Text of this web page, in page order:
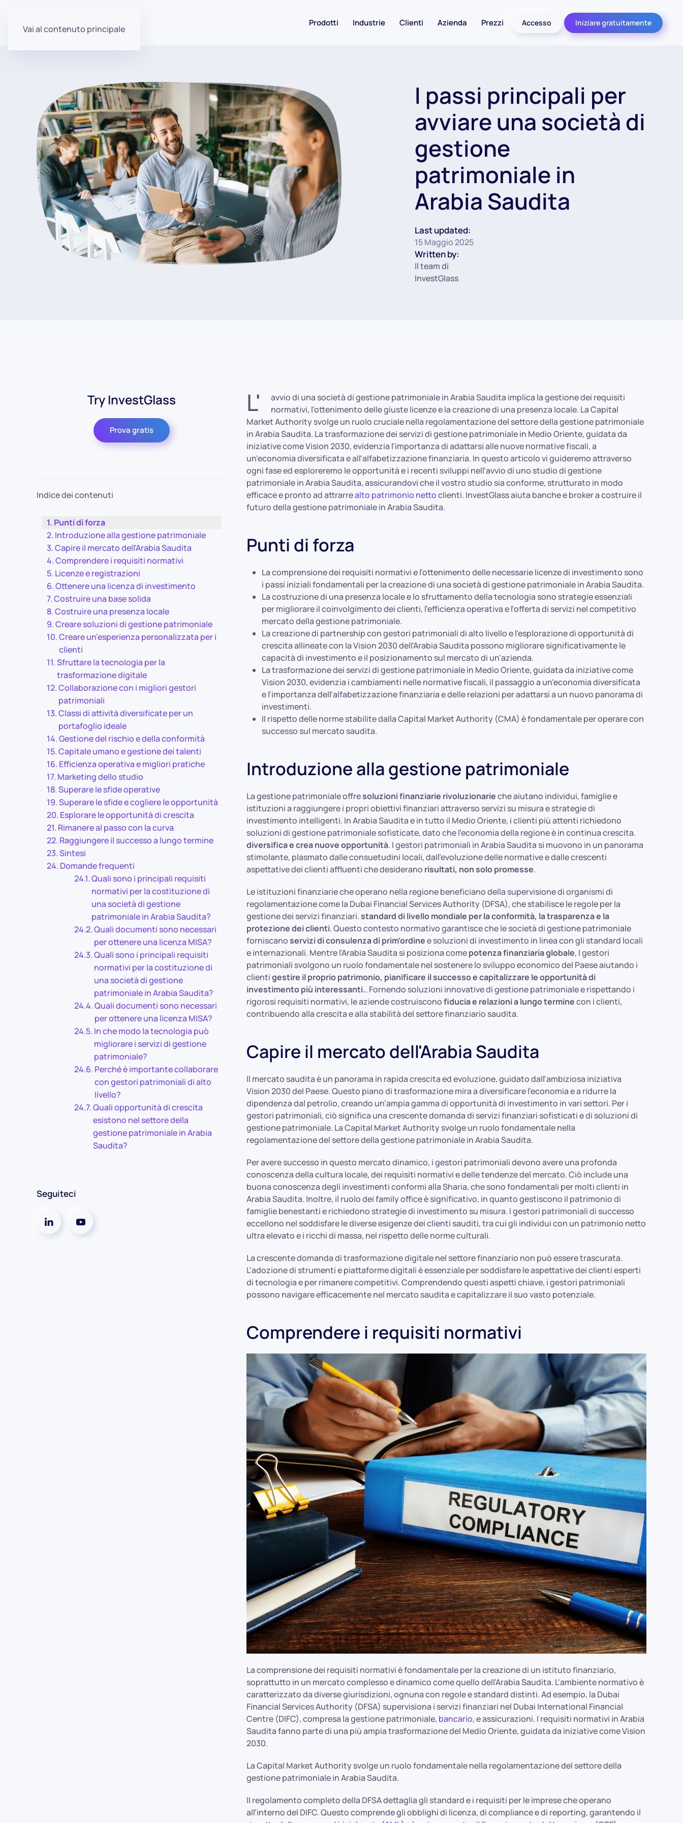
Vai al contenuto principale
Prodotti Industrie Clienti Azienda Prezzi Accesso Iniziare gratuitamente
I passi principali per
avviare una società di
gestione
patrimoniale in
Arabia Saudita
Last updated:
15 Maggio 2025
Written by:
Il team di
InvestGlass
Try InvestGlass
Prova gratis
Indice dei contenuti
Punti di forza
Introduzione alla gestione patrimoniale
Capire il mercato dell'Arabia Saudita
Comprendere i requisiti normativi
Licenze e registrazioni
Ottenere una licenza di investimento
Costruire una base solida
Costruire una presenza locale
Creare soluzioni di gestione patrimoniale
Creare un'esperienza personalizzata per i
clienti
Sfruttare la tecnologia per la
trasformazione digitale
Collaborazione con i migliori gestori
patrimoniali
Classi di attività diversificate per un
portafoglio ideale
Gestione del rischio e della conformità
Capitale umano e gestione dei talenti
Efficienza operativa e migliori pratiche
Marketing dello studio
Superare le sfide operative
Superare le sfide e cogliere le opportunità
Esplorare le opportunità di crescita
Rimanere al passo con la curva
Raggiungere il successo a lungo termine
Sintesi
Domande frequenti
Quali sono i principali requisiti
normativi per la costituzione di
una società di gestione
patrimoniale in Arabia Saudita?
Quali documenti sono necessari
per ottenere una licenza MISA?
Quali sono i principali requisiti
normativi per la costituzione di
una società di gestione
patrimoniale in Arabia Saudita?
Quali documenti sono necessari
per ottenere una licenza MISA?
In che modo la tecnologia può
migliorare i servizi di gestione
patrimoniale?
Perché è importante collaborare
con gestori patrimoniali di alto
livello?
Quali opportunità di crescita
esistono nel settore della
gestione patrimoniale in Arabia
Saudita?
Seguiteci
L'
avvio di una società di gestione patrimoniale in Arabia Saudita implica la gestione dei requisiti
normativi, l'ottenimento delle giuste licenze e la creazione di una presenza locale. La Capital
Market Authority svolge un ruolo cruciale nella regolamentazione del settore della gestione patrimoniale
in Arabia Saudita. La trasformazione dei servizi di gestione patrimoniale in Medio Oriente, guidata da
iniziative come Vision 2030, evidenzia l'importanza di adattarsi alle nuove normative fiscali, a
un'economia diversificata e all'alfabetizzazione finanziaria. In questo articolo vi guideremo attraverso
ogni fase ed esploreremo le opportunità e i recenti sviluppi nell'avvio di uno studio di gestione
patrimoniale in Arabia Saudita, assicurandovi che il vostro studio sia conforme, strutturato in modo
efficace e pronto ad attrarrealto patrimonio nettoclienti. InvestGlass aiuta banche e broker a costruire il
futuro della gestione patrimoniale in Arabia Saudita.
Punti di forza
La comprensione dei requisiti normativi e l'ottenimento delle necessarie licenze di investimento sono
i passi iniziali fondamentali per la creazione di una società di gestione patrimoniale in Arabia Saudita.
La costruzione di una presenza locale e lo sfruttamento della tecnologia sono strategie essenziali
per migliorare il coinvolgimento dei clienti, l'efficienza operativa e l'offerta di servizi nel competitivo
mercato della gestione patrimoniale.
La creazione di partnership con gestori patrimoniali di alto livello e l'esplorazione di opportunità di
crescita allineate con la Vision 2030 dell'Arabia Saudita possono migliorare significativamente le
capacità di investimento e il posizionamento sul mercato di un'azienda.
La trasformazione dei servizi di gestione patrimoniale in Medio Oriente, guidata da iniziative come
Vision 2030, evidenzia i cambiamenti nelle normative fiscali, il passaggio a un'economia diversificata
e l'importanza dell'alfabetizzazione finanziaria e delle relazioni per adattarsi a un nuovo panorama di
investimenti.
Il rispetto delle norme stabilite dalla Capital Market Authority (CMA) è fondamentale per operare con
successo sul mercato saudita.
Introduzione alla gestione patrimoniale
La gestione patrimoniale offresoluzioni finanziarie rivoluzionarieche aiutano individui, famiglie e
istituzioni a raggiungere i propri obiettivi finanziari attraverso servizi su misura e strategie di
investimento intelligenti. In Arabia Saudita e in tutto il Medio Oriente, i clienti più attenti richiedono
soluzioni di gestione patrimoniale sofisticate, dato che l'economia della regione è in continua crescita.
diversifica e crea nuove opportunità. I gestori patrimoniali in Arabia Saudita si muovono in un panorama
stimolante, plasmato dalle consuetudini locali, dall'evoluzione delle normative e dalle crescenti
aspettative dei clienti affluenti che desiderano risultati, non solo promesse.
Le istituzioni finanziarie che operano nella regione beneficiano della supervisione di organismi di
regolamentazione come la Dubai Financial Services Authority (DFSA), che stabilisce le regole per la
gestione dei servizi finanziari.standard di livello mondiale per la conformità, la trasparenza e la
protezione dei clienti. Questo contesto normativo garantisce che le società di gestione patrimoniale
forniscanoservizi di consulenza di prim'ordinee soluzioni di investimento in linea con gli standard locali
e internazionali. Mentre l'Arabia Saudita si posiziona comepotenza finanziaria globale, I gestori
patrimoniali svolgono un ruolo fondamentale nel sostenere lo sviluppo economico del Paese aiutando i
clientigestire il proprio patrimonio, pianificare il successo e capitalizzare le opportunità di
investimento più interessanti.. Fornendo soluzioni innovative di gestione patrimoniale e rispettando i
rigorosi requisiti normativi, le aziende costruisconofiducia e relazioni a lungo terminecon i clienti,
contribuendo alla crescita e alla stabilità del settore finanziario saudita.
Capire il mercato dell'Arabia Saudita
Il mercato saudita è un panorama in rapida crescita ed evoluzione, guidato dall'ambiziosa iniziativa
Vision 2030 del Paese. Questo piano di trasformazione mira a diversificare l'economia e a ridurre la
dipendenza dal petrolio, creando un'ampia gamma di opportunità di investimento in vari settori. Per i
gestori patrimoniali, ciò significa una crescente domanda di servizi finanziari sofisticati e di soluzioni di
gestione patrimoniale. La Capital Market Authority svolge un ruolo fondamentale nella
regolamentazione del settore della gestione patrimoniale in Arabia Saudita.
Per avere successo in questo mercato dinamico, i gestori patrimoniali devono avere una profonda
conoscenza della cultura locale, dei requisiti normativi e delle tendenze del mercato. Ciò include una
buona conoscenza degli investimenti conformi alla Sharia, che sono fondamentali per molti clienti in
Arabia Saudita. Inoltre, il ruolo dei family office è significativo, in quanto gestiscono il patrimonio di
famiglie benestanti e richiedono strategie di investimento su misura. I gestori patrimoniali di successo
eccellono nel soddisfare le diverse esigenze dei clienti sauditi, tra cui gli individui con un patrimonio netto
ultra elevato e i ricchi di massa, nel rispetto delle norme culturali.
La crescente domanda di trasformazione digitale nel settore finanziario non può essere trascurata.
L'adozione di strumenti e piattaforme digitali è essenziale per soddisfare le aspettative dei clienti esperti
di tecnologia e per rimanere competitivi. Comprendendo questi aspetti chiave, i gestori patrimoniali
possono navigare efficacemente nel mercato saudita e capitalizzare il suo vasto potenziale.
Comprendere i requisiti normativi
La comprensione dei requisiti normativi è fondamentale per la creazione di un istituto finanziario,
soprattutto in un mercato complesso e dinamico come quello dell'Arabia Saudita. L'ambiente normativo è
caratterizzato da diverse giurisdizioni, ognuna con regole e standard distinti. Ad esempio, la Dubai
Financial Services Authority (DFSA) supervisiona i servizi finanziari nel Dubai International Financial
Centre (DIFC), compresa la gestione patrimoniale, bancario, e assicurazioni. I requisiti normativi in Arabia
Saudita fanno parte di una più ampia trasformazione del Medio Oriente, guidata da iniziative come Vision
2030.
La Capital Market Authority svolge un ruolo fondamentale nella regolamentazione del settore della
gestione patrimoniale in Arabia Saudita.
Il regolamento completo della DFSA dettaglia gli standard e i requisiti per le imprese che operano
all'interno del DIFC. Questo comprende gli obblighi di licenza, di compliance e di reporting, garantendo il